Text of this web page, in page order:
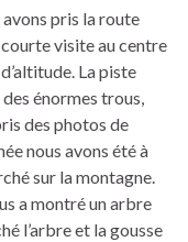
pris la route
visite au centre
La piste
énormes trous,
des photos de
nous avons été à
sur la montagne.
a montré un arbre
l’arbre et la gousse